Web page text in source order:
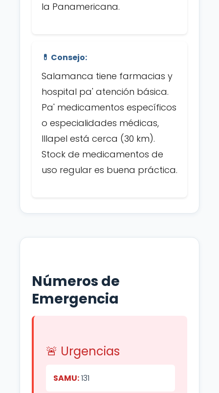
la Panamericana.
💊 Consejo:
Salamanca tiene farmacias y
hospital pa' atención básica.
Pa' medicamentos específicos
o especialidades médicas,
Illapel está cerca (30 km).
Stock de medicamentos de
uso regular es buena práctica.
Números de
Emergencia
🚨 Urgencias
SAMU:131